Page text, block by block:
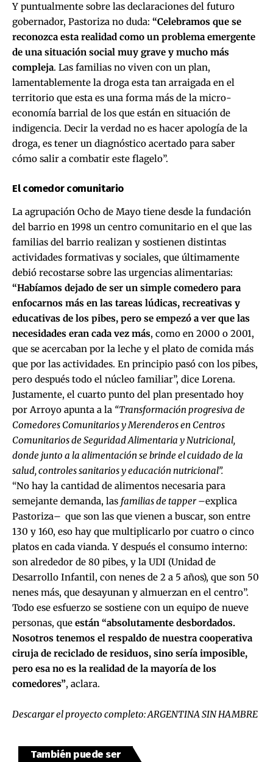
Y puntualmente sobre las declaraciones del futuro
gobernador, Pastoriza no duda: “Celebramos que se
reconozca esta realidad como un problema emergente
de una situación social muy grave y mucho más
compleja. Las familias no viven con un plan,
lamentablemente la droga esta tan arraigada en el
territorio que esta es una forma más de la micro-
economía barrial de los que están en situación de
indigencia. Decir la verdad no es hacer apología de la
droga, es tener un diagnóstico acertado para saber
cómo salir a combatir este flagelo”.
El comedor comunitario
La agrupación Ocho de Mayo tiene desde la fundación
del barrio en 1998 un centro comunitario en el que las
familias del barrio realizan y sostienen distintas
actividades formativas y sociales, que últimamente
debió recostarse sobre las urgencias alimentarias:
“Habíamos dejado de ser un simple comedero para
enfocarnos más en las tareas lúdicas, recreativas y
educativas de los pibes, pero se empezó a ver que las
necesidades eran cada vez más, como en 2000 o 2001,
que se acercaban por la leche y el plato de comida más
que por las actividades. En principio pasó con los pibes,
pero después todo el núcleo familiar”, dice Lorena.
Justamente, el cuarto punto del plan presentado hoy
por Arroyo apunta a la “Transformación progresiva de
Comedores Comunitarios y Merenderos en Centros
Comunitarios de Seguridad Alimentaria y Nutricional,
donde junto a la alimentación se brinde el cuidado de la
salud, controles sanitarios y educación nutricional”.
“No hay la cantidad de alimentos necesaria para
semejante demanda, las familias de tapper –explica
Pastoriza– que son las que vienen a buscar, son entre
130 y 160, eso hay que multiplicarlo por cuatro o cinco
platos en cada vianda. Y después el consumo interno:
son alrededor de 80 pibes, y la UDI (Unidad de
Desarrollo Infantil, con nenes de 2 a 5 años), que son 50
nenes más, que desayunan y almuerzan en el centro”.
Todo ese esfuerzo se sostiene con un equipo de nueve
personas, que están “absolutamente desbordados.
Nosotros tenemos el respaldo de nuestra cooperativa
ciruja de reciclado de residuos, sino sería imposible,
pero esa no es la realidad de la mayoría de los
comedores”, aclara.
Descargar el proyecto completo:ARGENTINA SIN HAMBRE
También puede ser